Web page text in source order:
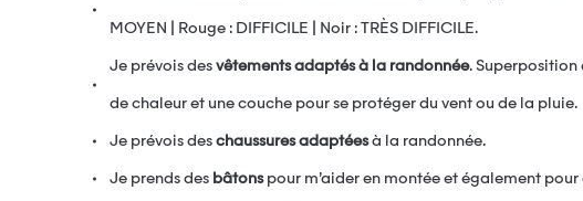
MOYEN | Rouge : DIFFICILE | Noir : TRÈS DIFFICILE.
Je prévois des vêtements adaptés à la randonnée. Superposition
de chaleur et une couche pour se protéger du vent ou de la pluie.
Je prévois des chaussures adaptéesà la randonnée.
Je prends des bâtonspour m’aider en montée et également